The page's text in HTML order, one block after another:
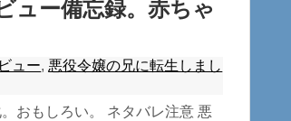
ュー備忘録。赤ちゃ
ュー, 悪役令嬢の兄に転生しまし
おもしろい。 ネタバレ注意 悪